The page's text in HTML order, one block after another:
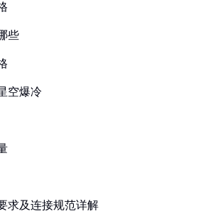
些
空爆冷
求及连接规范详解